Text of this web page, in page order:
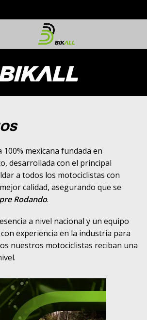
100% mexicana fundada en
desarrollada con el principal
a todos los motociclistas con
calidad, asegurando que se
Rodando.
a nivel nacional y un equipo
experiencia en la industria para
nuestros motociclistas reciban una